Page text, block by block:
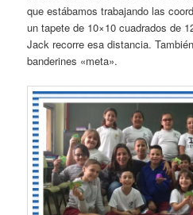
que estábamos trabajando las
un tapete de 10×10 cuadrados de
Jack recorre esa distancia.
banderines «meta».